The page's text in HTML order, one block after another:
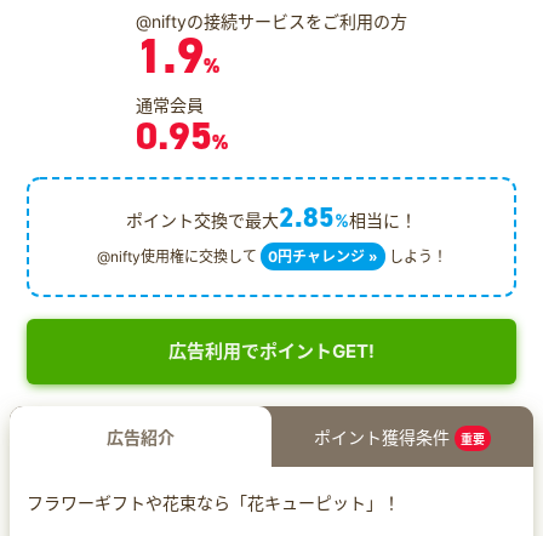
@niftyの接続サービスをご利用の方
1.9%
通常会員
0.95%
ポイント交換で最大2.85%相当に！
@nifty使用権に交換して 0円チャレンジ » しよう！
広告利用でポイントGET!
広告紹介 ポイント獲得条件 重要
フラワーギフトや花束なら「花キューピット」！